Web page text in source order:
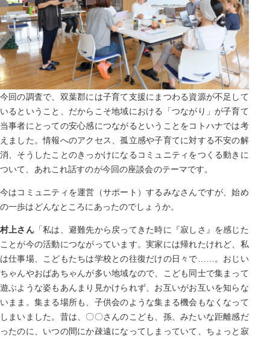
今回の調査で、双葉郡には子育て支援にまつわる資源が不足して
いるということ、だからこそ地域における「つながり」が子育て
当事者にとっての安心感につながるということをコトハナでは考
えました。情報へのアクセス、孤立感や子育てに対する不安の解
消、そうしたことのきっかけになるコミュニティをつくる動きに
ついて、あれこれ話すのが今回の座談会のテーマです。
今はコミュニティを運営（サポート）するみなさんですが、始め
の一歩はどんなところにあったのでしょうか。
村上さん「私は、避難先から戻ってきた時に『寂しさ』を感じた
ことが今の活動につながっています。実家には帰れたけれど、私
は仕事場、こどもたちは学校との往復だけの日々で……。おじい
ちゃんやおばあちゃんが多い地域なので、こども同士で集まって
遊ぶような姿もあんまり見かけられず、お互いがお互いを知らな
いまま。集まる場所も、子供会のような集まる機会もなくなって
しまいました。昔は、〇〇さんのこども、孫、みたいな距離感だ
ったのに、いつの間にか疎遠になってしまっていて、ちょっと寂